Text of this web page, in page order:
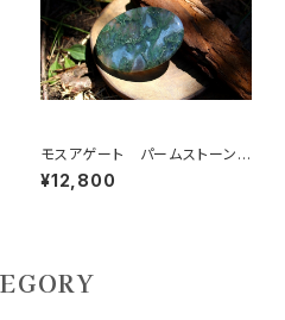
モスアゲート パームストーン
大
¥12,800